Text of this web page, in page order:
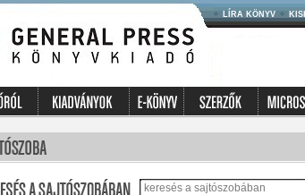
LÍRA KÖNYV